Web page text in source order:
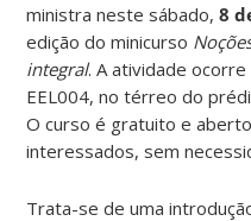
ministra neste sábado,8
edição do minicurso
integral. A atividade
EEL004, no térreo do
O curso é gratuito e
interessados, sem
Trata-se de uma